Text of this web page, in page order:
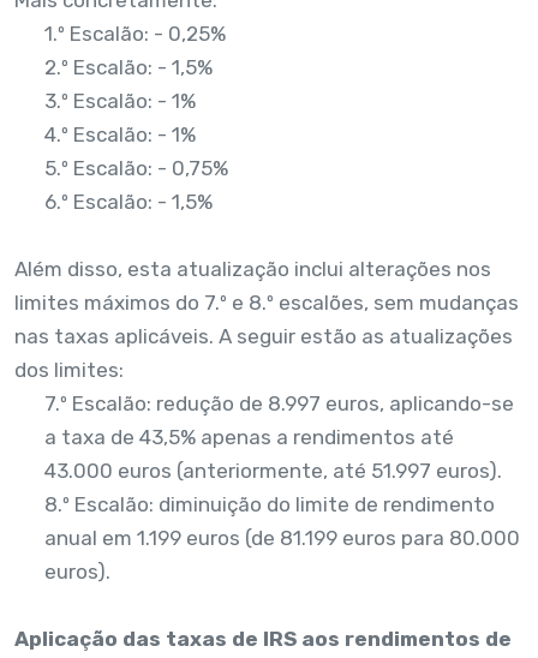
1.º Escalão: - 0,25%
2.º Escalão: - 1,5%
3.º Escalão: - 1%
4.º Escalão: - 1%
5.º Escalão: - 0,75%
6.º Escalão: - 1,5%
Além disso, esta atualização inclui alterações nos
limites máximos do 7.º e 8.º escalões, sem mudanças
nas taxas aplicáveis. A seguir estão as atualizações
dos limites:
7.º Escalão: redução de 8.997 euros, aplicando-se
a taxa de 43,5% apenas a rendimentos até
43.000 euros (anteriormente, até 51.997 euros).
8.º Escalão: diminuição do limite de rendimento
anual em 1.199 euros (de 81.199 euros para 80.000
euros).
Aplicação das taxas de IRS aos rendimentos de